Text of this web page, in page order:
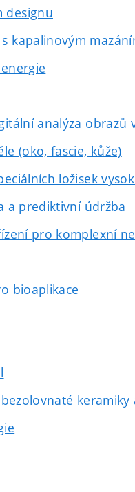
designu
kapalinovým
analýza obrazů
(oko, fascie, kůže)
ložisek
a prediktivní údržba
pro komplexní
bioaplikace